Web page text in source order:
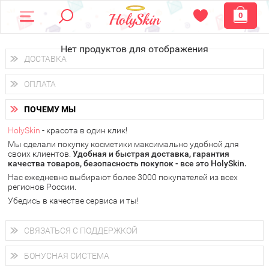
0
Нет продуктов для отображения
ДОСТАВКА
Доставка осуществляетсяпо всем городам России.
Вы можете выбрать доставку курьером, Почтой России или
получить заказ в пунктах выдачи PickPoint или пункте
самовывоза.
В 20 городах России доставка осуществляется ужена
следующий день.
у Вас всегда есть возможность получитьбесплатную
доставку от HolySkin.
подробнее об условиях доставки и оплаты в Вашем городе
ОПЛАТА
Вы можете оплатить свой заказ любым удобным способом:
наличными деньгами (
через интернет-банк (Альфа-банк, Сбербанк) и другими
электронными способами.
ПОЧЕМУ МЫ
HolySkin - красота в один клик!
Мы сделали покупку косметики максимально удобной для
своих клиентов. Удобная и быстрая доставка, гарантия
качества товаров, безопасность покупок - все это HolySkin.
Нас ежедневно выбирают более 3000 покупателей из всех
регионов России.
Убедись в качестве сервиса и ты!
СВЯЗАТЬСЯ С ПОДДЕРЖКОЙ
+7 (800) 707-24-55
Мы будем рады ответить на все Ваши вопросы по работе
магазина, проконсультировать по товарам, рассказать о
БОНУСНАЯ СИСТЕМА